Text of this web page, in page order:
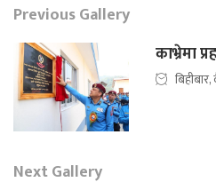
Previous Gallery
काभ्रेमा
Next Gallery